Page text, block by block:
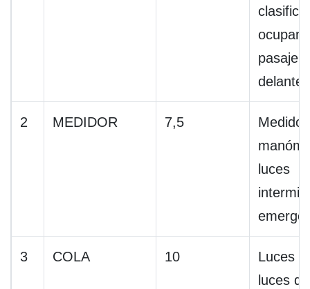
pasajero
2 MEDIDOR 7,5
luces
3 COLA 10
Luces
luces de